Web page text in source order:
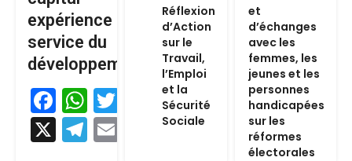
expérience au
service du
développement
Facebook
WhatsApp
Twitter
X
Telegram
Email
Réflexion
d’Action
sur le
Travail,
l’Emploi
et la
Sécurité
Sociale
et
d’échanges
avec les
femmes, les
jeunes et les
personnes
handicapées
sur les
réformes
électorales